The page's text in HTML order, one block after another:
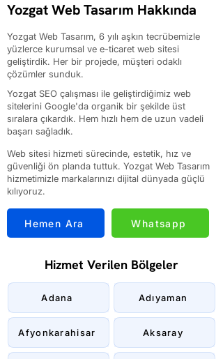
Yozgat Web Tasarım Hakkında
Yozgat Web Tasarım, 6 yılı aşkın tecrübemizle
yüzlerce kurumsal ve e-ticaret web sitesi
geliştirdik. Her bir projede, müşteri odaklı
çözümler sunduk.
Yozgat SEO çalışması ile geliştirdiğimiz web
sitelerini Google'da organik bir şekilde üst
sıralara çıkardık. Hem hızlı hem de uzun vadeli
başarı sağladık.
Web sitesi hizmeti sürecinde, estetik, hız ve
güvenliği ön planda tuttuk. Yozgat Web Tasarım
hizmetimizle markalarınızı dijital dünyada güçlü
kılıyoruz.
Hemen Ara Whatsapp
Hizmet Verilen Bölgeler
Adana
Afyonkarahisar
Adıyaman
Aksaray